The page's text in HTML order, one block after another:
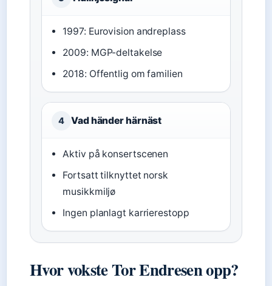
1997: Eurovision andreplass
2009: MGP-deltakelse
2018: Offentlig om familien
4 Vad händer härnäst
Aktiv på konsertscenen
Fortsatt tilknyttet norsk
musikkmiljø
Ingen planlagt karrierestopp
Hvor vokste Tor Endresen opp?